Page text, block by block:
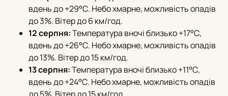
вдень до +29°С. Небо хмарне, можливість опадів
до 3%. Вітер до 6 км/год.
12 серпня:Температура вночі близько +17°С,
вдень до +26°С. Небо хмарне, можливість опадів
до 13%. Вітер до 15 км/год.
13 серпня:Температура вночі близько +11°С,
вдень до +24°С. Небо хмарне, можливість опадів